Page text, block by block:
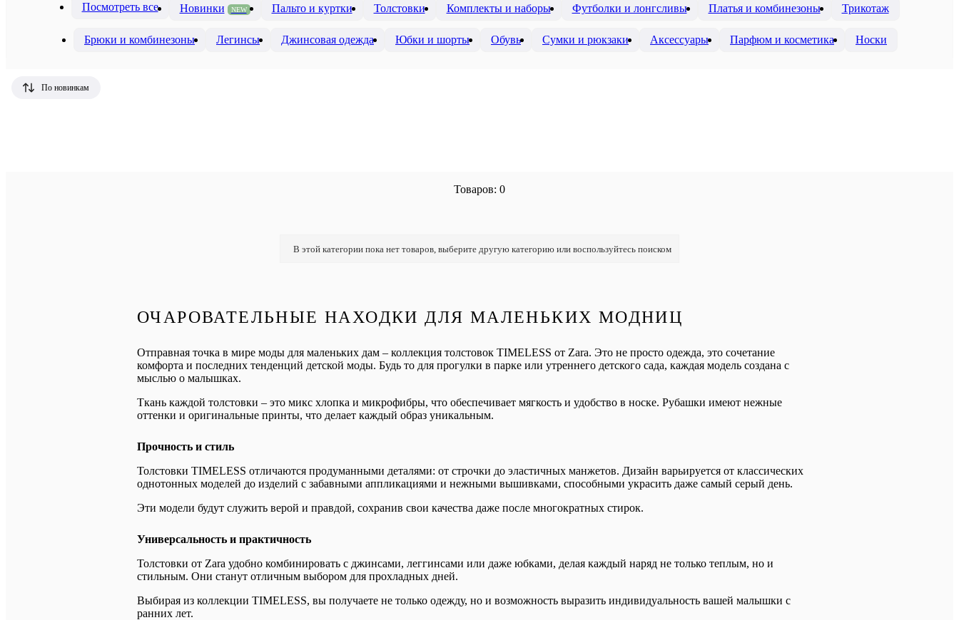
Посмотреть все Новинки NEW Пальто и куртки Толстовки Комплекты и наборы Футболки и лонгсливы Платья и комбинезоны Трикотаж
Брюки и комбинезоны Легинсы Джинсовая одежда Юбки и шорты Обувь Сумки и рюкзаки Аксессуары Парфюм и косметика Носки
Товаров: 0
По новинкам
В этой категории пока нет товаров, выберите другую категорию или воспользуйтесь поиском
ОЧАРОВАТЕЛЬНЫЕ НАХОДКИ ДЛЯ МАЛЕНЬКИХ МОДНИЦ
Отправная точка в мире моды для маленьких дам – коллекция толстовок TIMELESS от Zara. Это не просто одежда, это сочетание
комфорта и последних тенденций детской моды. Будь то для прогулки в парке или утреннего детского сада, каждая модель создана с
мыслью о малышках.
Ткань каждой толстовки – это микс хлопка и микрофибры, что обеспечивает мягкость и удобство в носке. Рубашки имеют нежные
оттенки и оригинальные принты, что делает каждый образ уникальным.
Прочность и стиль
Толстовки TIMELESS отличаются продуманными деталями: от строчки до эластичных манжетов. Дизайн варьируется от классических
однотонных моделей до изделий с забавными аппликациями и нежными вышивками, способными украсить даже самый серый день.
Эти модели будут служить верой и правдой, сохранив свои качества даже после многократных стирок.
Универсальность и практичность
Толстовки от Zara удобно комбинировать с джинсами, леггинсами или даже юбками, делая каждый наряд не только теплым, но и
стильным. Они станут отличным выбором для прохладных дней.
Выбирая из коллекции TIMELESS, вы получаете не только одежду, но и возможность выразить индивидуальность вашей малышки с
ранних лет.